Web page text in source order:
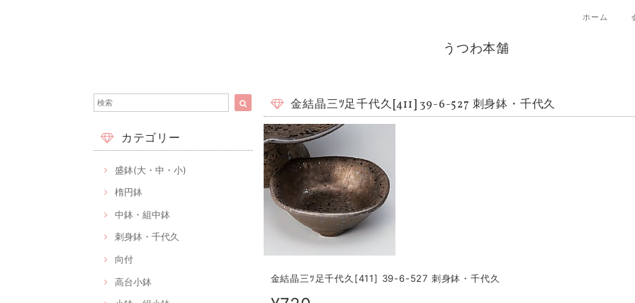
ホーム
うつわ本舗
カテゴリー
盛鉢(大・中・小)
楕円鉢
中鉢・組中鉢
刺身鉢・千代久
向付
高台小鉢
金結晶三ﾂ足千代久[411] 39-6-527 刺身鉢・千代久
金結晶三ﾂ足千代久[411] 39-6-527 刺身鉢・千代久